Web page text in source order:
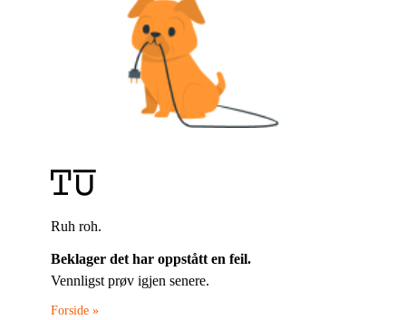
Ruh roh.
Beklager det har oppstått en feil.
Vennligst prøv igjen senere.
Forside »